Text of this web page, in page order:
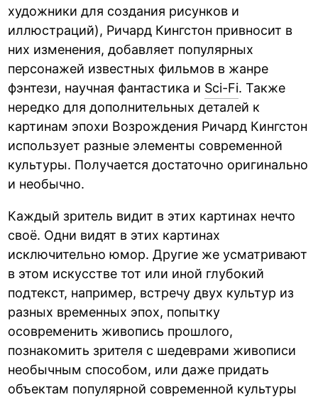
художники для создания рисунков и
иллюстраций), Ричард Кингстон привносит в
них изменения, добавляет популярных
персонажей известных фильмов в жанре
фэнтези, научная фантастика и Sci-Fi. Также
нередко для дополнительных деталей к
картинам эпохи Возрождения Ричард Кингстон
использует разные элементы современной
культуры. Получается достаточно оригинально
и необычно.
Каждый зритель видит в этих картинах нечто
своё. Одни видят в этих картинах
исключительно юмор. Другие же усматривают
в этом искусстве тот или иной глубокий
подтекст, например, встречу двух культур из
разных временных эпох, попытку
осовременить живопись прошлого,
познакомить зрителя с шедеврами живописи
необычным способом, или даже придать
объектам популярной современной культуры